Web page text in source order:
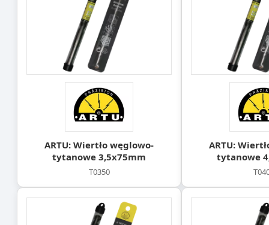
ARTU: Wiertło węglowo-
tytanowe 3,5x75mm
T0350
ARTU:
tytanowe